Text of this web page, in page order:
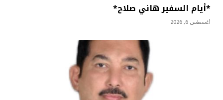
*أيام السفير هاني صلاح*
أغسطس 6, 2026